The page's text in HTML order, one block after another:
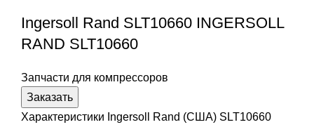
Ingersoll Rand SLT10660 INGERSOLL
RAND SLT10660
Запчасти для компрессоров
Заказать
Характеристики Ingersoll Rand (США) SLT10660